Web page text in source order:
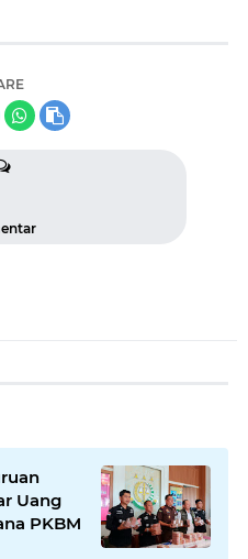
Uang
PKBM